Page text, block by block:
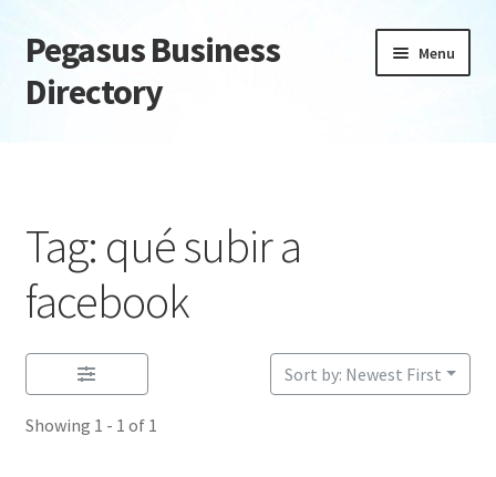
Skip
to
navigation
Skip
to
content
Pegasus Business
Directory
Menu
Daily digest
Dashboard
Directory
Login or Register
Tag: qué subir a
facebook
Showing 1 - 1 of 1
Sort by: Newest First